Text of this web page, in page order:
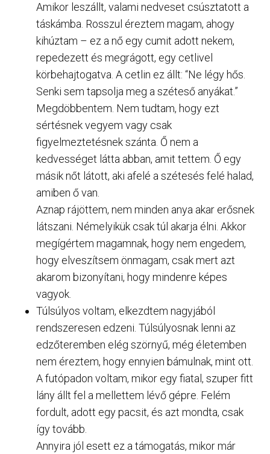
Amikor leszállt, valami nedveset csúsztatott a
táskámba. Rosszul éreztem magam, ahogy
kihúztam – ez a nő egy cumit adott nekem,
repedezett és megrágott, egy cetlivel
körbehajtogatva. A cetlin ez állt: “Ne légy hős.
Senki sem tapsolja meg a széteső anyákat.”
Megdöbbentem. Nem tudtam, hogy ezt
sértésnek vegyem vagy csak
figyelmeztetésnek szánta. Ő nem a
kedvességet látta abban, amit tettem. Ő egy
másik nőt látott, aki afelé a szétesés felé halad,
amiben ő van.
Aznap rájöttem, nem minden anya akar erősnek
látszani. Némelyikük csak túl akarja élni. Akkor
megígértem magamnak, hogy nem engedem,
hogy elveszítsem önmagam, csak mert azt
akarom bizonyítani, hogy mindenre képes
vagyok.
Túlsúlyos voltam, elkezdtem nagyjából
rendszeresen edzeni. Túlsúlyosnak lenni az
edzőteremben elég szörnyű, még életemben
nem éreztem, hogy ennyien bámulnak, mint ott.
A futópadon voltam, mikor egy fiatal, szuper fitt
lány állt fel a mellettem lévő gépre. Felém
fordult, adott egy pacsit, és azt mondta, csak
így tovább.
Annyira jól esett ez a támogatás, mikor már